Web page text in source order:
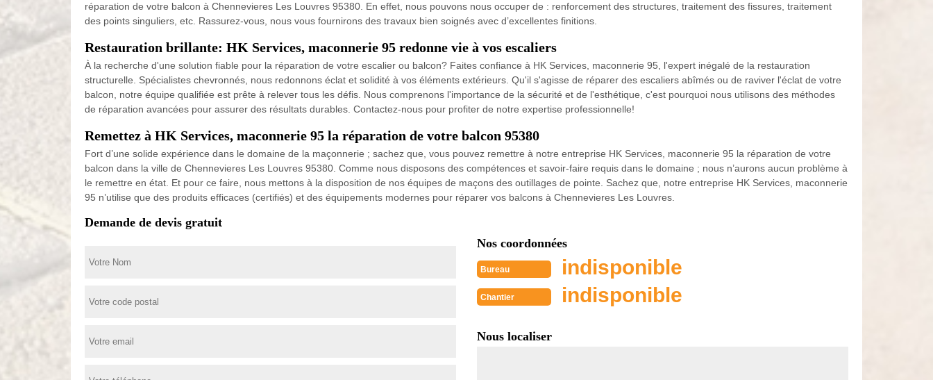
réparation de votre balcon à Chennevieres Les Louvres 95380. En effet, nous pouvons nous occuper de : renforcement des structures, traitement des fissures, traitement
des points singuliers, etc. Rassurez-vous, nous vous fournirons des travaux bien soignés avec d’excellentes finitions.
Restauration brillante: HK Services, maconnerie 95 redonne vie à vos escaliers
À la recherche d'une solution fiable pour la réparation de votre escalier ou balcon? Faites confiance à HK Services, maconnerie 95, l'expert inégalé de la restauration
structurelle. Spécialistes chevronnés, nous redonnons éclat et solidité à vos éléments extérieurs. Qu'il s'agisse de réparer des escaliers abîmés ou de raviver l'éclat de votre
balcon, notre équipe qualifiée est prête à relever tous les défis. Nous comprenons l'importance de la sécurité et de l'esthétique, c'est pourquoi nous utilisons des méthodes
de réparation avancées pour assurer des résultats durables. Contactez-nous pour profiter de notre expertise professionnelle!
Remettez à HK Services, maconnerie 95 la réparation de votre balcon 95380
Fort d’une solide expérience dans le domaine de la maçonnerie ; sachez que, vous pouvez remettre à notre entreprise HK Services, maconnerie 95 la réparation de votre
balcon dans la ville de Chennevieres Les Louvres 95380. Comme nous disposons des compétences et savoir-faire requis dans le domaine ; nous n’aurons aucun problème à
le remettre en état. Et pour ce faire, nous mettons à la disposition de nos équipes de maçons des outillages de pointe. Sachez que, notre entreprise HK Services, maconnerie
95 n’utilise que des produits efficaces (certifiés) et des équipements modernes pour réparer vos balcons à Chennevieres Les Louvres.
Demande de devis gratuit
Nos coordonnées
Bureau indisponible
Chantier indisponible
Nous localiser